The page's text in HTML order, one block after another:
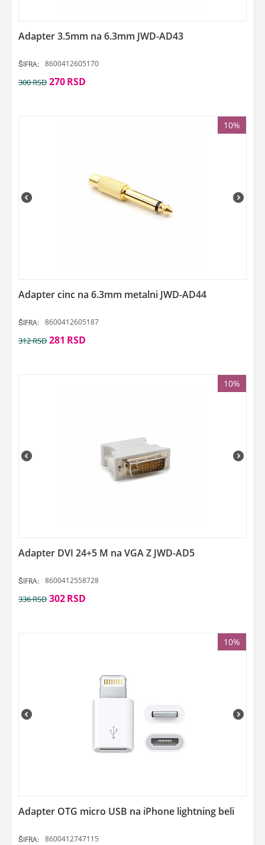
Adapter 3.5mm na 6.3mm JWD-AD43
ŠIFRA: 8600412605170
300RSD 270RSD
10%
Adapter cinc na 6.3mm metalni JWD-AD44
ŠIFRA: 8600412605187
312RSD 281 RSD
10%
Adapter DVI 24+5 M na VGA Z JWD-AD5
ŠIFRA: 8600412558728
336RSD 302RSD
10%
Adapter OTG micro USB na iPhone lightning beli
ŠIFRA: 8600412747115